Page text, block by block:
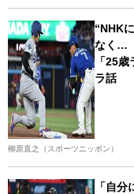
“NHK
なく…
「25
ラ話
柳原直之（スポーツニッポン）
「自